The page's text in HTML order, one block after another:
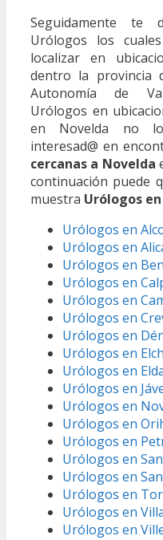
Seguidamente te
Urólogos los
localizar en
dentro la provincia
Autonomía de
Urólogos en
en Novelda no
interesad@ en
cercanas a Novelda
continuación puede
muestra Urólogos
Urólogos en
Urólogos en
Urólogos en
Urólogos en
Urólogos en
Urólogos en
Urólogos en
Urólogos en
Urólogos en
Urólogos en
Urólogos en
Urólogos en
Urólogos en
Urólogos en
Urólogos en
Urólogos en
Urólogos en
Urólogos en